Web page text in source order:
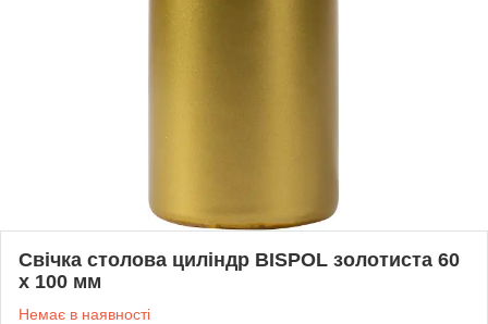
Свічка столова циліндр BISPOL золотиста 60
х 100 мм
Немає в наявності